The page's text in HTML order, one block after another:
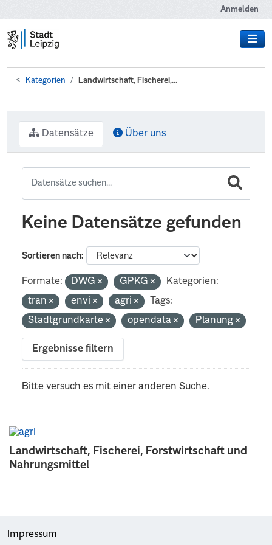
Anmelden
Kategorien Landwirtschaft, Fischerei,...
Landwirtschaft, Fischerei, Forstwirtschaft und
Nahrungsmittel
Datensätze Über uns
Keine Datensätze gefunden
Sortieren nach
Formate: DWG GPKG
Kategorien:
tran
envi agri
Tags:
Stadtgrundkarte
opendata Planung
Ergebnisse filtern
Bitte versuch es mit einer anderen Suche.
Impressum